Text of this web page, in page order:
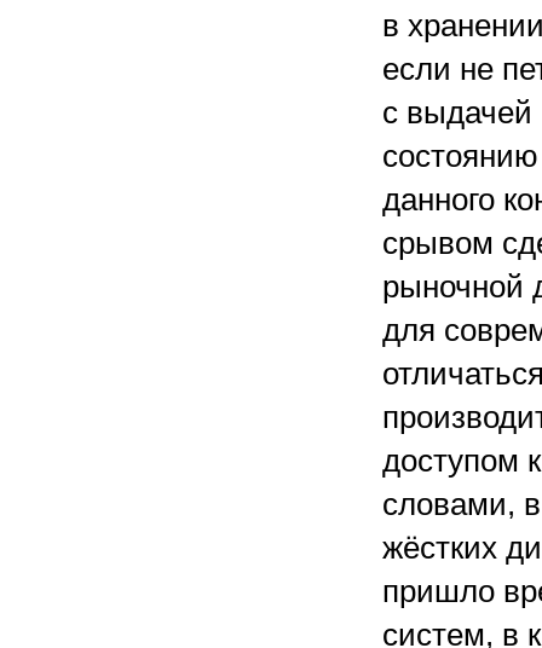
в
если не
с выдачей
данного
срывом
рыночной
для
доступом
словами,
жёстких
пришло
систем, в